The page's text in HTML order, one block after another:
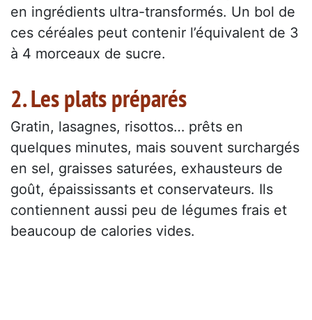
en ingrédients ultra-transformés. Un bol de
ces céréales peut contenir l’équivalent de 3
à 4 morceaux de sucre.
2. Les plats préparés
Gratin, lasagnes, risottos… prêts en
quelques minutes, mais souvent surchargés
en sel, graisses saturées, exhausteurs de
goût, épaississants et conservateurs. Ils
contiennent aussi peu de légumes frais et
beaucoup de calories vides.